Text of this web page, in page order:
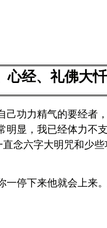
经、礼佛大
功力精气的要经者
显，我已经体力不
念六字大明咒和少
停下来他就会上来